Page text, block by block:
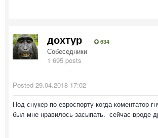
дохтур 634
Собеседники
1 695 posts
Posted 29.04.2018 17:02
Под снукер по евроспорту когда коментатор
был мне нравилось засыпать. сейчас вроде